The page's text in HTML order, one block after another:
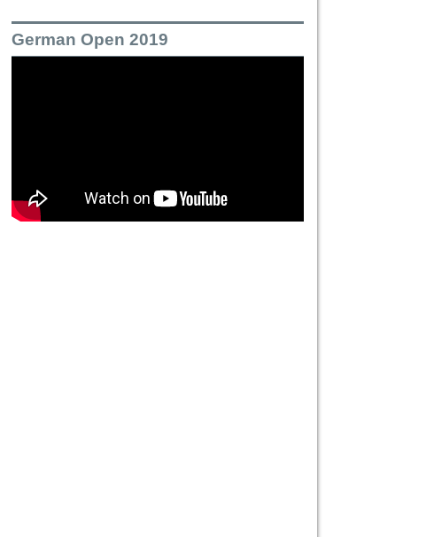
German Open 2019